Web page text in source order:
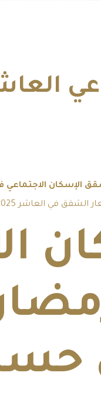
الإسكان الاجتماعي في
الشقق في العاشر 2025 حسب كل حي